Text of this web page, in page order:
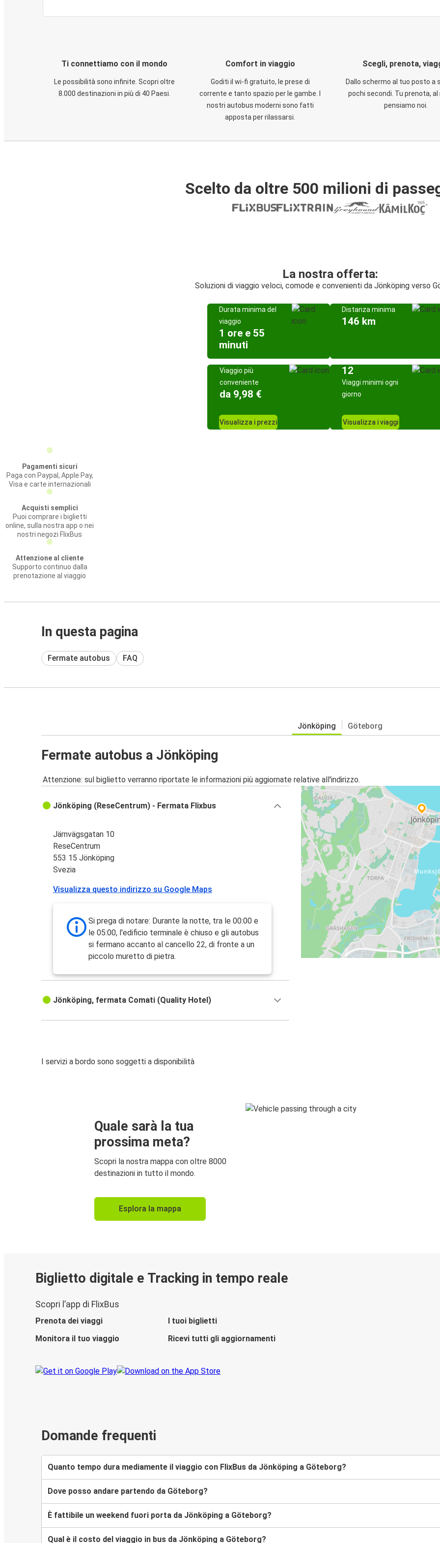
Ti connettiamo con il mondo
Le possibilità sono infinite. Scopri oltre
8.000 destinazioni in più di 40 Paesi.
Comfort in viaggio
Goditi il wi-fi gratuito, le prese di
corrente e tanto spazio per le gambe. I
nostri autobus moderni sono fatti
apposta per rilassarsi.
Scegli, prenota,
Dallo schermo al tuo posto a
pochi secondi. Tu prenota,
pensiamo noi.
Scelto da oltre 500 milioni di
La nostra offerta:
Soluzioni di viaggio veloci, comode e convenienti da Jönköping verso
Durata minima del
viaggio
1 ore e 55
minuti
Distanza minima
146 km
Viaggio più
conveniente
da 9,98 €
Visualizza i prezzi
12
Viaggi minimi ogni
giorno
Visualizza i viaggi
Pagamenti sicuri
Paga con Paypal, Apple Pay,
Visa e carte internazionali
Acquisti semplici
Puoi comprare i biglietti
online, sulla nostra app o nei
nostri negozi FlixBus
Attenzione al cliente
Supporto continuo dalla
prenotazione al viaggio
In questa pagina
Fermate autobus FAQ
Jönköping Göteborg
Fermate autobus a Jönköping
Attenzione: sul biglietto verranno riportate le informazioni più aggiornate relative all'indirizzo.
Jönköping (ReseCentrum) - Fermata Flixbus
Järnvägsgatan 10
ReseCentrum
553 15 Jönköping
Svezia
Visualizza questo indirizzo su Google Maps
Si prega di notare: Durante la notte, tra le 00:00 e
le 05:00, l'edificio terminale è chiuso e gli autobus
si fermano accanto al cancello 22, di fronte a un
piccolo muretto di pietra.
Jönköping, fermata Comati (Quality Hotel)
I servizi a bordo sono soggetti a disponibilità
Quale sarà la tua
prossima meta?
Scopri la nostra mappa con oltre 8000
destinazioni in tutto il mondo.
Esplora la mappa
Biglietto digitale e Tracking in tempo reale
Scopri l’app di FlixBus
Prenota dei viaggi
I tuoi biglietti
Monitora il tuo viaggio
Ricevi tutti gli aggiornamenti
Domande frequenti
Quanto tempo dura mediamente il viaggio con FlixBus da Jönköping a Göteborg?
Dove posso andare partendo da Göteborg?
È fattibile un weekend fuori porta da Jönköping a Göteborg?
Qual è il costo del viaggio in bus da Jönköping a Göteborg?